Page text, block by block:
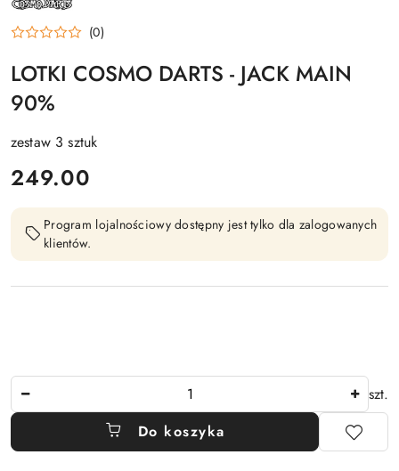
PRODUCENTA:
COSMO (0)
LOTKI COSMO DARTS - JACK MAIN
90%
zestaw 3 sztuk
cena:
249.00
Program lojalnościowy dostępny jest tylko dla zalogowanych
klientów.
szt.
Do koszyka